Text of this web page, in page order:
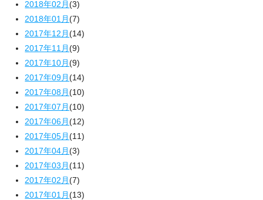
2018年02月(3)
2018年01月(7)
2017年12月(14)
2017年11月(9)
2017年10月(9)
2017年09月(14)
2017年08月(10)
2017年07月(10)
2017年06月(12)
2017年05月(11)
2017年04月(3)
2017年03月(11)
2017年02月(7)
2017年01月(13)